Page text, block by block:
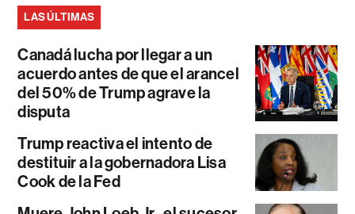
LAS ÚLTIMAS
Canadá lucha por llegar a un
acuerdo antes de que el arancel
del 50% de Trump agrave la
disputa
Trump reactiva el intento de
destituir a la gobernadora Lisa
Cook de la Fed